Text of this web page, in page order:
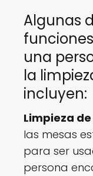
Algunas
una
la
incluyen:
Limpieza
las mesas
para ser
persona